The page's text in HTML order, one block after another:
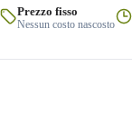
Prezzo fisso
Nessun costo nascosto